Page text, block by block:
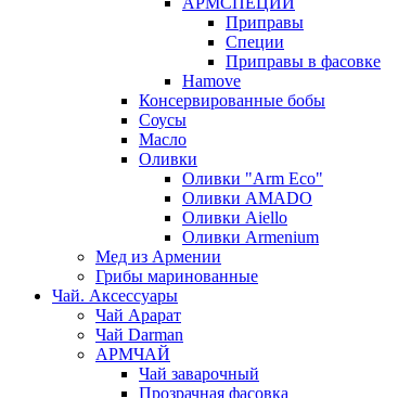
Приправы
Специи
Приправы в фасовке
Hamove
Консервированные бобы
Соусы
Масло
Оливки
Оливки "Arm Eco"
Оливки AMADO
Оливки Aiello
Оливки Armenium
Мед из Армении
Грибы маринованные
Чай. Аксессуары
Чай Арарат
Чай Darman
АРМЧАЙ
Чай заварочный
Прозрачная фасовка